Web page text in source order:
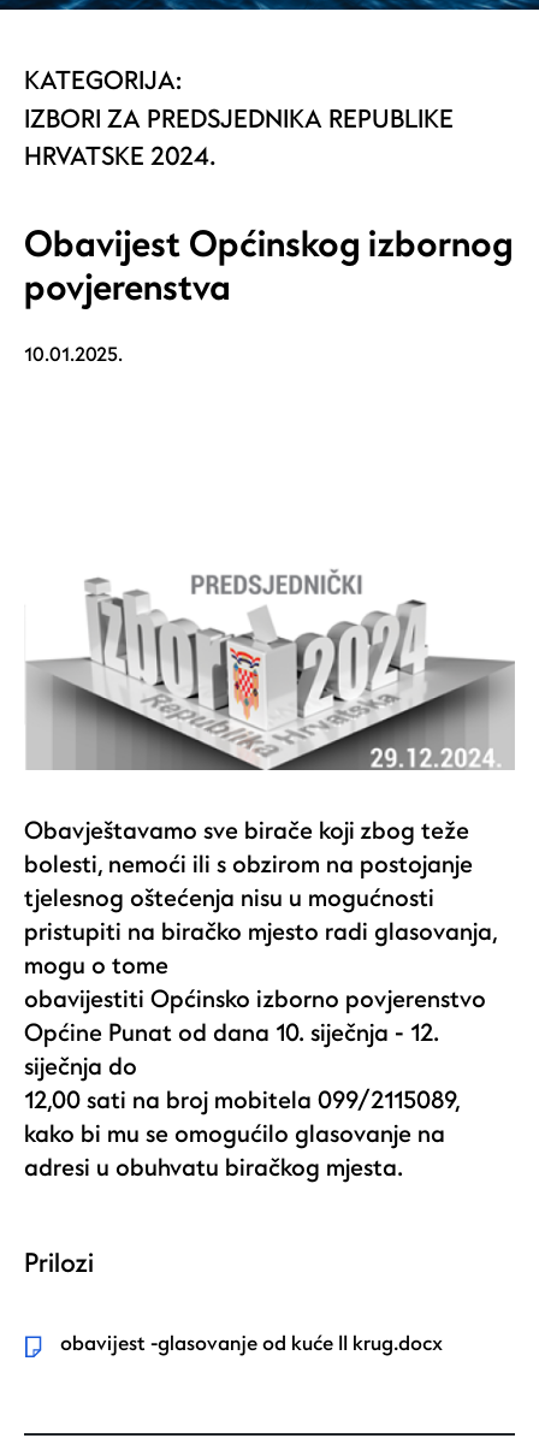
KATEGORIJA:
IZBORI ZA PREDSJEDNIKA REPUBLIKE
HRVATSKE 2024.
Obavijest Općinskog izbornog
povjerenstva
10.01.2025.
Obavještavamo sve birače koji zbog teže
bolesti, nemoći ili s obzirom na postojanje
tjelesnog oštećenja nisu u mogućnosti
pristupiti na biračko mjesto radi glasovanja,
mogu o tome
obavijestiti Općinsko izborno povjerenstvo
Općine Punat od dana 10. siječnja - 12.
siječnja do
12,00 sati na broj mobitela 099/2115089,
kako bi mu se omogućilo glasovanje na
adresi u obuhvatu biračkog mjesta.
Prilozi
obavijest -glasovanje od kuće II krug.docx